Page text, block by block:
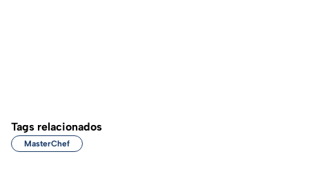
Tags relacionados
MasterChef